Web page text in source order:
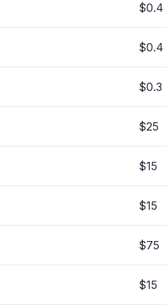
$0.4
$0.4
$0.3
$25
$15
$15
$75
$15